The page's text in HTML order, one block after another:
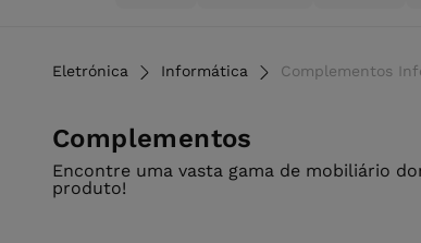
Eletrónica Informática Complementos
Complementos
Encontre uma vasta gama de mobiliário
produto!